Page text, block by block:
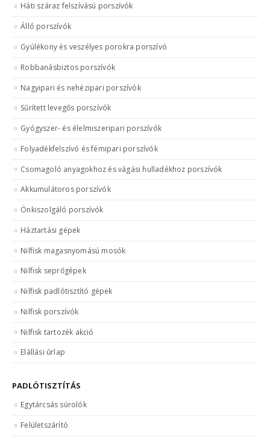
Háti száraz felszívású porszívók
Álló porszívók
Gyúlékony és veszélyes porokra porszívó
Robbanásbiztos porszívók
Nagyipari és nehézipari porszívók
Sűrített levegős porszívók
Gyógyszer- és élelmiszeripari porszívók
Folyadékfelszívó és fémipari porszívók
Csomagoló anyagokhoz és vágási hulladékhoz porszívók
Akkumulátoros porszívók
Önkiszolgáló porszívók
Háztartási gépek
Nilfisk magasnyomású mosók
Nilfisk seprőgépek
Nilfisk padlótisztító gépek
Nilfisk porszívók
Nilfisk tartozék akció
Elállási űrlap
PADLÓTISZTÍTÁS
Egytárcsás súrolók
Felületszárító